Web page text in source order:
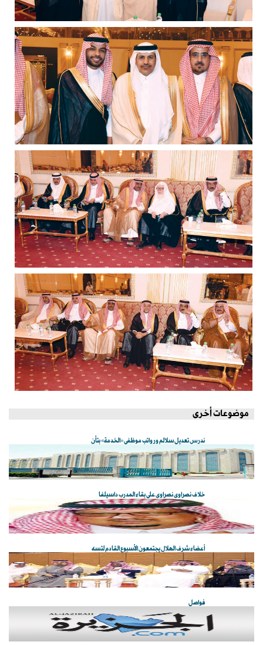
موضوعات أخرى
ندرس تعديل سلالم ورواتب موظفي «الخدمة» بتأنٍ
خلاف نصراوي نصراوي على بقاء المدرب داسيلفا
أعضاء شرف الهلال يجتمعون الأسبوع القادم لتسه
فواصل